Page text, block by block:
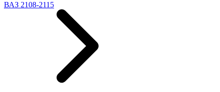
ВАЗ 2108-2115